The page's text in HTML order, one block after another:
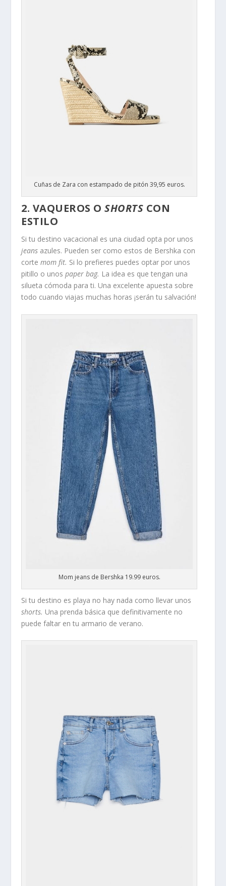
Cuñas de Zara con estampado de pitón 39,95 euros.
2. VAQUEROS OSHORTS CON
ESTILO
Si tu destino vacacional es una ciudad opta por unos
jeans azules. Pueden ser como estos de Bershka con
cortemom fit. Si lo prefieres puedes optar por unos
pitillo o unos paper bag. La idea es que tengan una
silueta cómoda para ti. Una excelente apuesta sobre
todo cuando viajas muchas horas ¡serán tu salvación!
Mom jeans de Bershka 19.99 euros.
Si tu destino es playa no hay nada como llevar unos
shorts. Una prenda básica que definitivamente no
puede faltar en tu armario de verano.